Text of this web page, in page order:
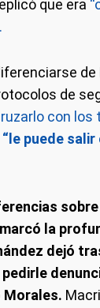
que era
de
con los
“le puede
la
dejó
pedirle
Morales.